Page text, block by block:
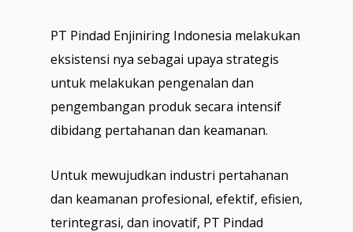
PT Pindad Enjiniring Indonesia melakukan
eksistensi nya sebagai upaya strategis
untuk melakukan pengenalan dan
pengembangan produk secara intensif
dibidang pertahanan dan keamanan.
Untuk mewujudkan industri pertahanan
dan keamanan profesional, efektif, efisien,
terintegrasi, dan inovatif, PT Pindad